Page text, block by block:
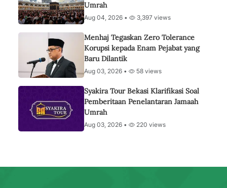
Umrah
Aug 04, 2026 • 3,397 views
Menhaj Tegaskan Zero Tolerance
Korupsi kepada Enam Pejabat yang
Baru Dilantik
Aug 03, 2026 • 58 views
Syakira Tour Bekasi Klarifikasi Soal
Pemberitaan Penelantaran Jamaah
Umrah
Aug 03, 2026 • 220 views